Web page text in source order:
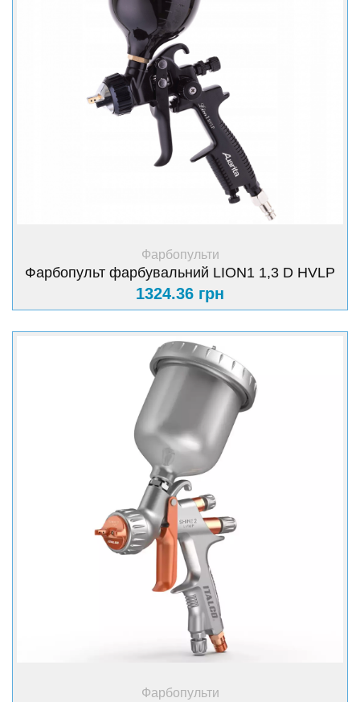
+ Купити
Фарбопульти
Фарбопульт фарбувальний LION1 1,3 D HVLP
1324.36 грн
+ Купити
Фарбопульти